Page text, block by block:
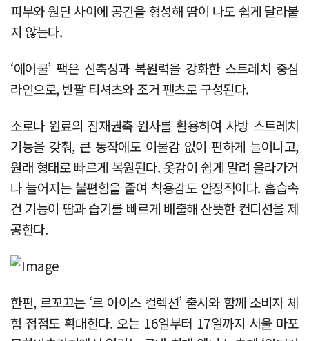
피부와 원단 사이에 공간을 형성해 땀이 나도 쉽게 달라붙
지 않는다.
‘에어쿨’ 팩은 신축성과 복원력을 강화한 스트레치 중심
라인으로, 반팔 티셔츠와 조거 팬츠로 구성된다.
소로나 원료의 잠재권축 원사를 활용하여 사방 스트레치
기능을 갖춰, 큰 동작에도 이물감 없이 편하게 늘어나고,
원래 형태로 빠르게 복원된다. 옷감이 쉽게 말려 올라가거
나 늘어지는 불편함을 줄여 착용감도 안정적이다. 흡습속
건 기능이 땀과 습기를 빠르게 배출해 산뜻한 컨디션을 제
공한다.
한편, 르꼬끄는 ‘르 아이스 컬렉션’ 출시와 함께 소비자 체
험 접점도 확대한다. 오는 16일부터 17일까지 서울 마포